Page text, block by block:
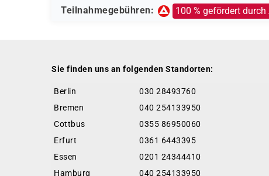
Teilnahmegebühren: 100 % gefördert
Sie finden uns an folgenden Standorten:
Berlin
030 28493760
Bremen
040 254133950
Cottbus
0355 86950060
Erfurt
0361 6443395
Essen
0201 24344410
Hamburg
040 254133950